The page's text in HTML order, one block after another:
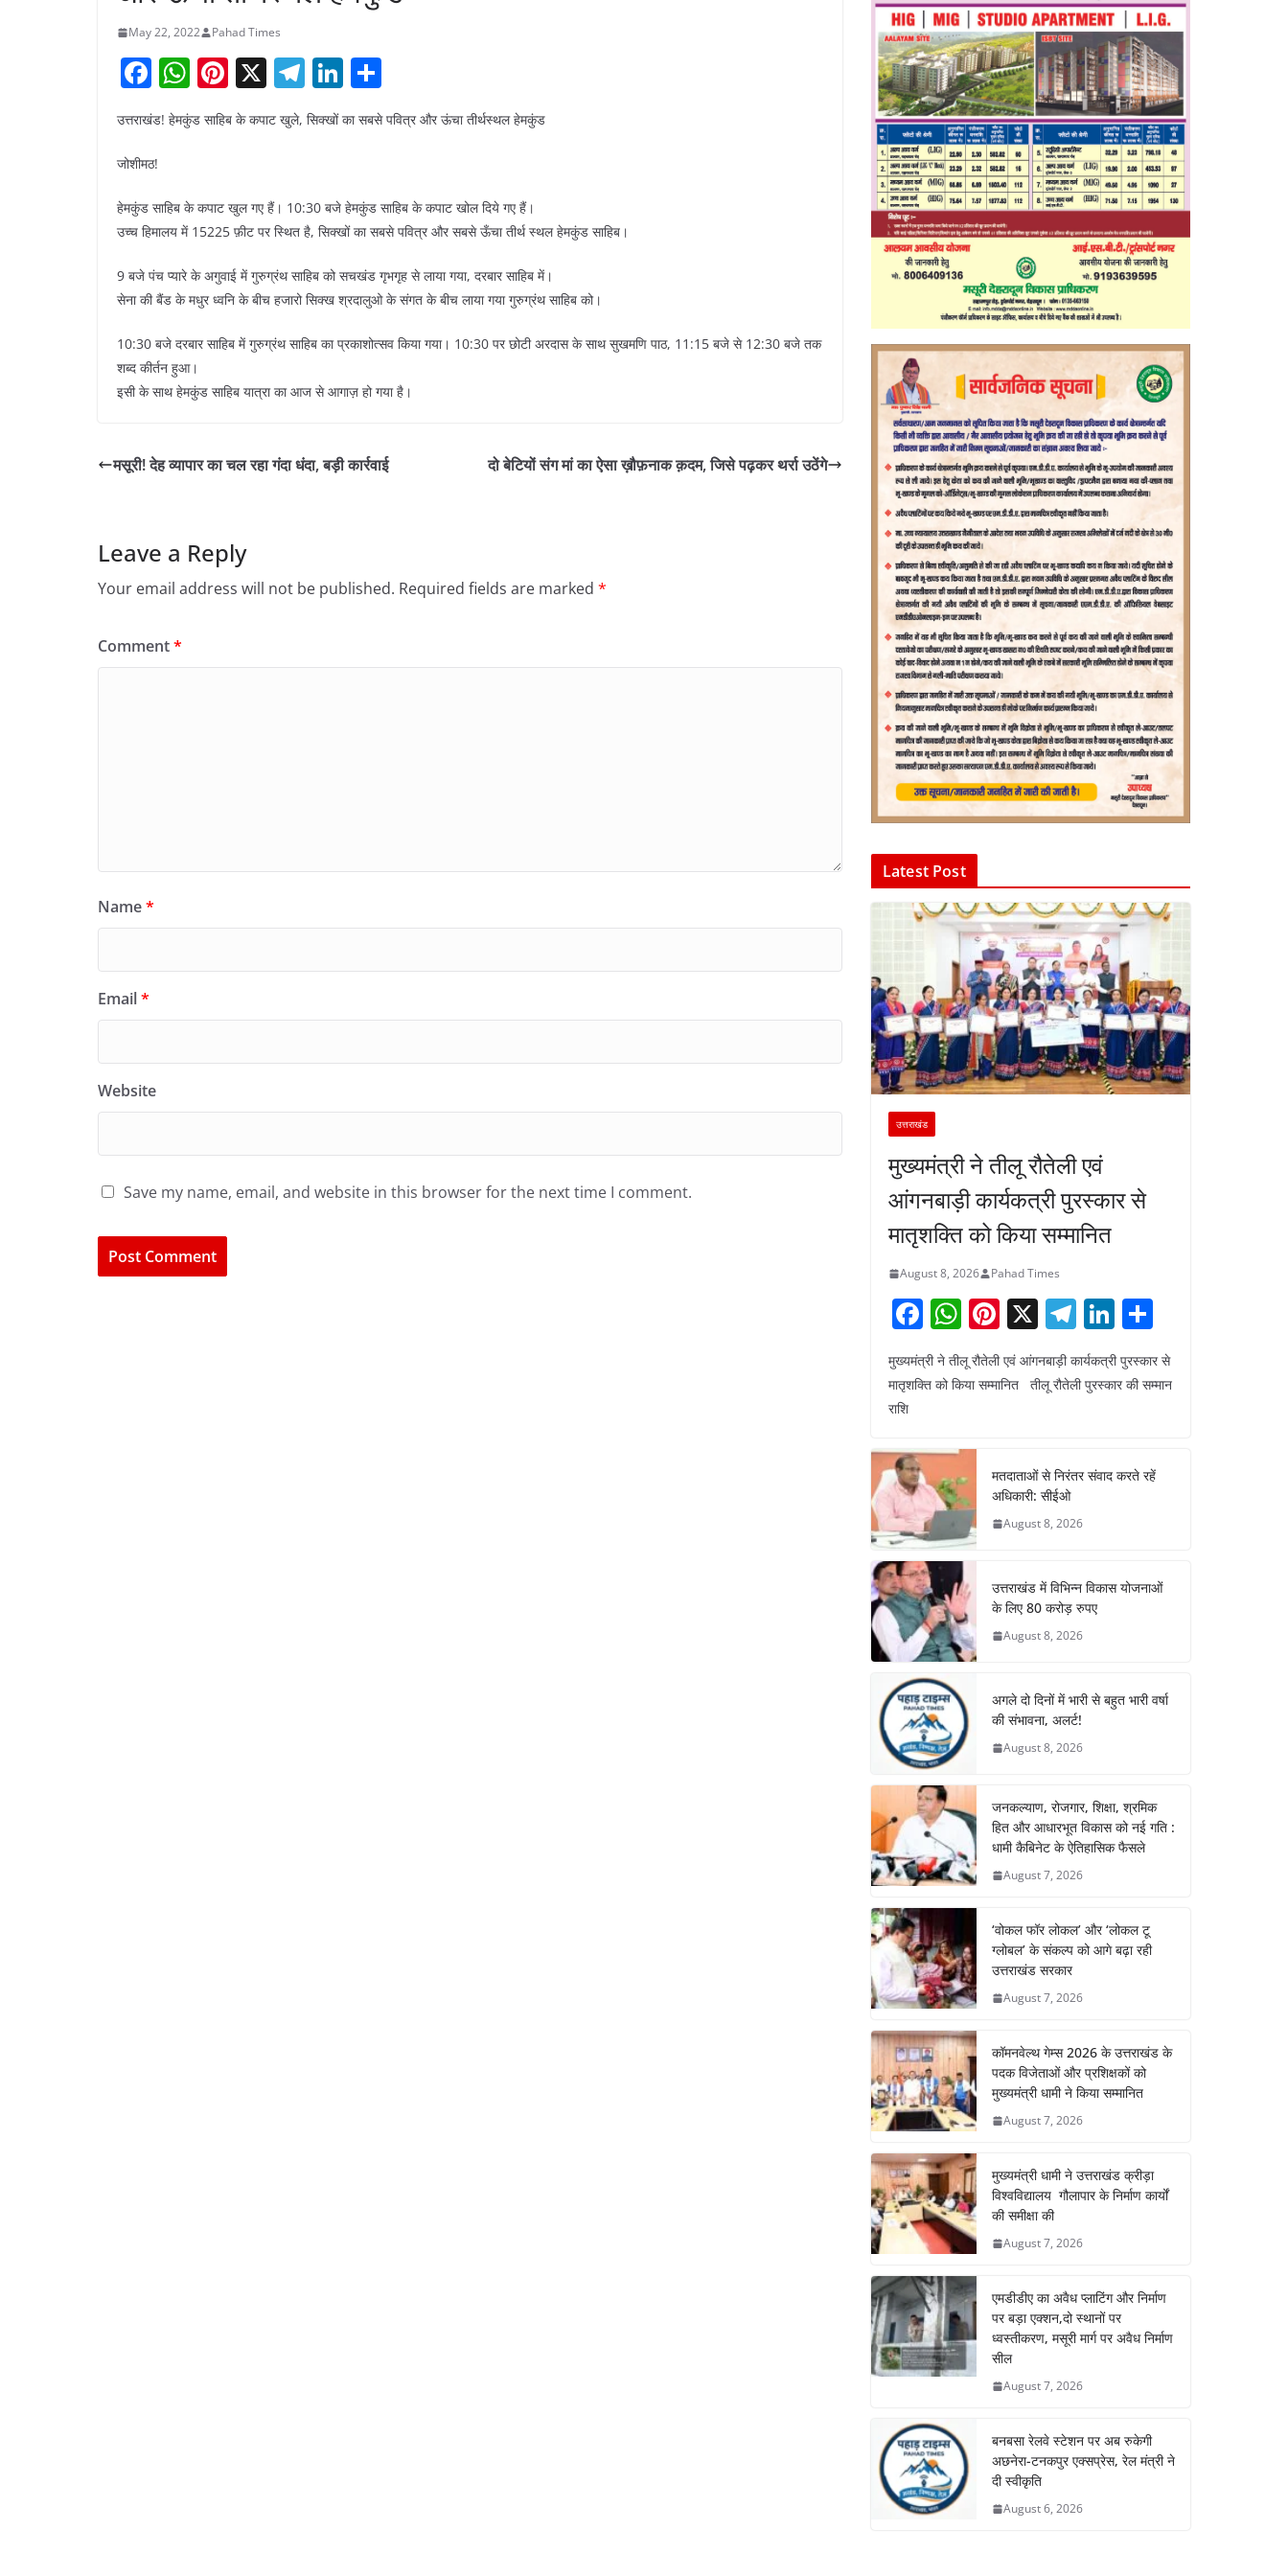
May 22, 2022 Pahad Times
F
a
c
e
b
o
k
W
at
A
p
Pi
nt
er
st
X T
el
e
a
m
Li
k
dI
n
h
ar
उत्तराखंड! हेमकुंड साहिब के कपाट खुले, सिक्खों का सबसे पवित्र और ऊंचा तीर्थस्थल हेमकुंड
जोशीमठ!
हेमकुंड साहिब के कपाट खुल गए हैं। 10:30 बजे हेमकुंड साहिब के कपाट खोल दिये गए हैं।
उच्च हिमालय में 15225 फ़ीट पर स्थित है, सिक्खों का सबसे पवित्र और सबसे ऊँचा तीर्थ स्थल हेमकुंड साहिब।
9 बजे पंच प्यारे के अगुवाई में गुरुग्रंथ साहिब को सचखंड गृभगृह से लाया गया, दरबार साहिब में।
सेना की बैंड के मधुर ध्वनि के बीच हजारो सिक्ख श्रदालुओ के संगत के बीच लाया गया गुरुग्रंथ साहिब को।
10:30 बजे दरबार साहिब में गुरुग्रंथ साहिब का प्रकाशोत्सव किया गया। 10:30 पर छोटी अरदास के साथ सुखमणि पाठ, 11:15 बजे से 12:30 बजे तक
शब्द कीर्तन हुआ।
इसी के साथ हेमकुंड साहिब यात्रा का आज से आगाज़ हो गया है।
मसूरी! देह व्यापार का चल रहा गंदा धंदा, बड़ी कार्रवाई दो बेटियों संग मां का ऐसा ख़ौफ़नाक क़दम, जिसे पढ़कर थर्रा उठेंगे
Leave a Reply
Your email address will not be published. Required fields are marked *
Comment*
Name*
Email*
Website
Save my name, email, and website in this browser for the next time I comment.
Latest Post
उत्तराखंड
मुख्यमंत्री ने तीलू रौतेली एवं
आंगनबाड़ी कार्यकत्री पुरस्कार से
मातृशक्ति को किया सम्मानित
August 8, 2026 Pahad Times
F
a
c
o
o
k
W
h
at
p
p
Pi
nt
er
X T
el
e
gr
m
Li
n
k
n
h
ar
मुख्यमंत्री ने तीलू रौतेली एवं आंगनबाड़ी कार्यकत्री पुरस्कार से
मातृशक्ति को किया सम्मानित तीलू रौतेली पुरस्कार की सम्मान
राशि
मतदाताओं से निरंतर संवाद करते रहें
अधिकारी: सीईओ
August 8, 2026
उत्तराखंड में विभिन्न विकास योजनाओं
के लिए 80 करोड़ रुपए
August 8, 2026
अगले दो दिनों में भारी से बहुत भारी वर्षा
की संभावना, अलर्ट!
August 8, 2026
जनकल्याण, रोजगार, शिक्षा, श्रमिक
हित और आधारभूत विकास को नई गति :
धामी कैबिनेट के ऐतिहासिक फैसले
August 7, 2026
‘वोकल फॉर लोकल’ और ‘लोकल टू
ग्लोबल’ के संकल्प को आगे बढ़ा रही
उत्तराखंड सरकार
August 7, 2026
कॉमनवेल्थ गेम्स 2026 के उत्तराखंड के
पदक विजेताओं और प्रशिक्षकों को
मुख्यमंत्री धामी ने किया सम्मानित
August 7, 2026
मुख्यमंत्री धामी ने उत्तराखंड क्रीड़ा
विश्वविद्यालय गौलापार के निर्माण कार्यों
की समीक्षा की
August 7, 2026
एमडीडीए का अवैध प्लाटिंग और निर्माण
पर बड़ा एक्शन,दो स्थानों पर
ध्वस्तीकरण, मसूरी मार्ग पर अवैध निर्माण
सील
August 7, 2026
बनबसा रेलवे स्टेशन पर अब रुकेगी
अछनेरा-टनकपुर एक्सप्रेस, रेल मंत्री ने
दी स्वीकृति
August 6, 2026